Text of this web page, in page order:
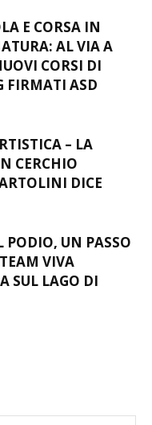
E CORSA IN
AL VIA A
CORSI DI
FIRMATI ASD
– LA
CERCHIO
DICE
PODIO, UN PASSO
VIVA
SUL LAGO DI